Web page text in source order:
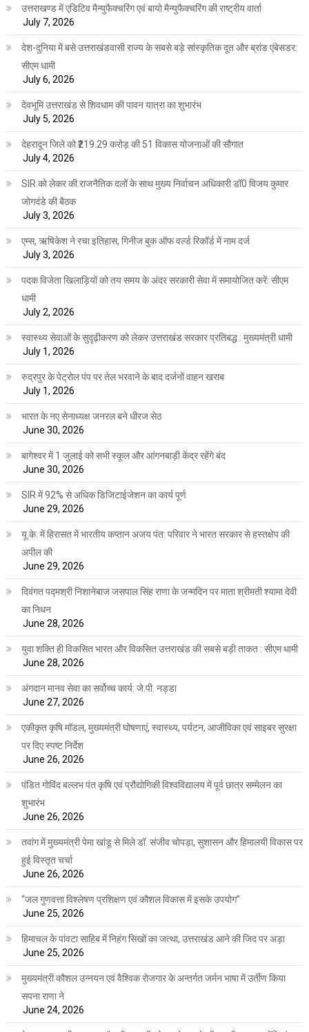
उत्तराखण्ड में एडिटिव मैन्युफैक्चरिंग एवं बायो मैन्युफैक्चरिंग की राष्ट्रीय वार्ता
July 7, 2026
देश-दुनिया में बसे उत्तराखंडवासी राज्य के सबसे बड़े सांस्कृतिक दूत और ब्रांड एंबेसडर:
सीएम धामी
July 6, 2026
देवभूमि उत्तराखंड से शिवधाम की पावन यात्रा का शुभारंभ
July 5, 2026
देहरादून जिले को ₹219.29 करोड़ की 51 विकास योजनाओं की सौगात
July 4, 2026
SIR को लेकर की राजनैतिक दलों के साथ मुख्य निर्वाचन अधिकारी डॉ0 विजय कुमार
जोगदंडे की बैठक
July 3, 2026
एम्स, ऋषिकेश ने रचा इतिहास, गिनीज बुक ऑफ वर्ल्ड रिकॉर्ड में नाम दर्ज
July 3, 2026
पदक विजेता खिलाड़ियों को तय समय के अंदर सरकारी सेवा में समायोजित करें: सीएम
धामी
July 2, 2026
स्वास्थ्य सेवाओं के सुदृढ़ीकरण को लेकर उत्तराखंड सरकार प्रतिबद्ध : मुख्यमंत्री धामी
July 1, 2026
रुद्रपुर के पेट्रोल पंप पर तेल भरवाने के बाद दर्जनों वाहन खराब
July 1, 2026
भारत के नए सेनाध्यक्ष जनरल बने धीरज सेठ
June 30, 2026
बागेश्वर में 1 जुलाई को सभी स्कूल और आंगनबाड़ी केंद्र रहेंगे बंद
June 30, 2026
SIR में 92% से अधिक डिजिटाईजेशन का कार्य पूर्ण
June 29, 2026
यू.के. में हिरासत में भारतीय कप्तान अजय पंत: परिवार ने भारत सरकार से हस्तक्षेप की
अपील की
June 29, 2026
दिवंगत पद्मश्री निशानेबाज जसपाल सिंह राणा के जन्मदिन पर माता श्रीमती श्यामा देवी
का निधन
June 28, 2026
युवा शक्ति ही विकसित भारत और विकसित उत्तराखंड की सबसे बड़ी ताकत : सीएम धामी
June 28, 2026
अंगदान मानव सेवा का सर्वोच्च कार्य: जे.पी. नड्डा
June 27, 2026
एकीकृत कृषि मॉडल, मुख्यमंत्री घोषणाएं, स्वास्थ्य, पर्यटन, आजीविका एवं साइबर सुरक्षा
पर दिए स्पष्ट निर्देश
June 26, 2026
पंडित गोविंद बल्लभ पंत कृषि एवं प्रौद्योगिकी विश्वविद्यालय में पूर्व छात्र सम्मेलन का
शुभारंभ
June 26, 2026
तवांग में मुख्यमंत्री पेमा खांडू से मिले डॉ. संजीव चोपड़ा, सुशासन और हिमालयी विकास पर
हुई विस्तृत चर्चा
June 26, 2026
“जल गुणवत्ता विश्लेषण प्रशिक्षण एवं कौशल विकास में इसके उपयोग”
June 25, 2026
हिमाचल के पांवटा साहिब में निहंग सिखों का जत्था, उत्तराखंड आने की जिद पर अड़ा
June 25, 2026
मुख्यमंत्री कौशल उन्नयन एवं वैश्विक रोजगार के अन्तर्गत जर्मन भाषा में उर्तीण किया
सपना राणा ने
June 24, 2026